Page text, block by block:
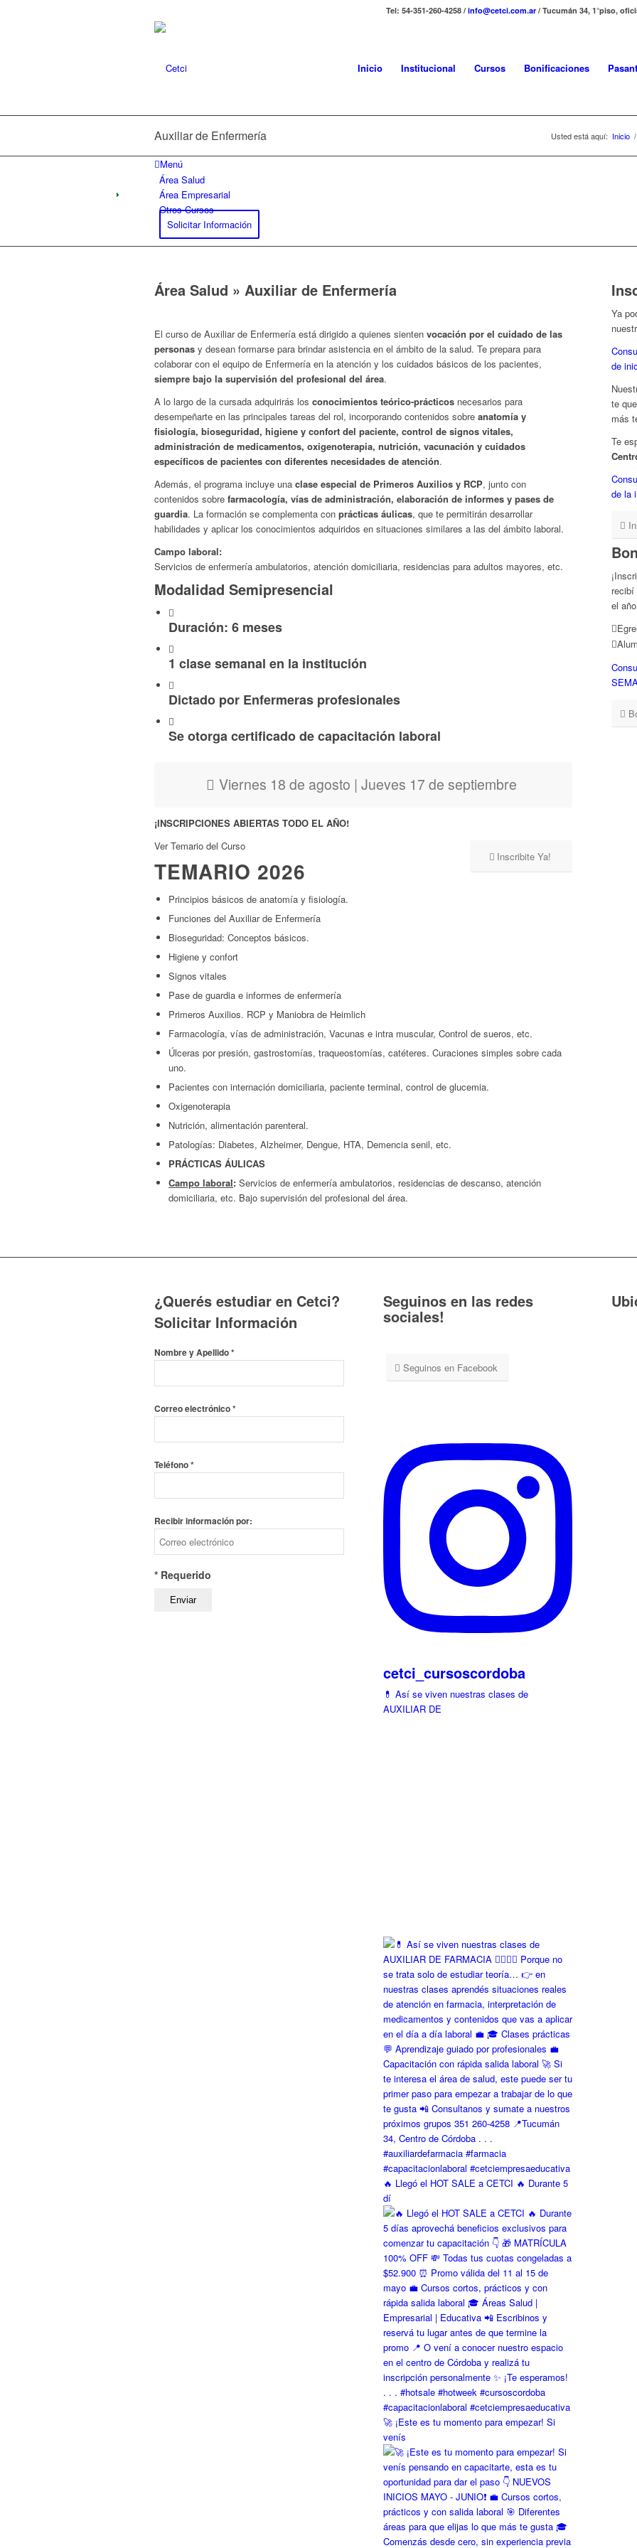
Tel: 54-351-260-4258 / info@cetci.com.ar / Tucumán 34, 1°piso,
Inicio Institucional Cursos Bonificaciones
Auxiliar de Enfermería Usted está aquí: Inicio /
Menú
Área Salud
Área Empresarial
Otros Cursos
Solicitar Información
Área Salud » Auxiliar de Enfermería
El curso de Auxiliar de Enfermería está dirigido a quienes sienten vocación por el cuidado de las
personas y desean formarse para brindar asistencia en el ámbito de la salud. Te prepara para
colaborar con el equipo de Enfermería en la atención y los cuidados básicos de los pacientes,
siempre bajo la supervisión del profesional del área.
A lo largo de la cursada adquirirás los conocimientos teórico-prácticos necesarios para
desempeñarte en las principales tareas del rol, incorporando contenidos sobre anatomía y
fisiología, bioseguridad, higiene y confort del paciente, control de signos vitales,
administración de medicamentos, oxigenoterapia, nutrición, vacunación y cuidados
específicos de pacientes con diferentes necesidades de atención.
Además, el programa incluye una clase especial de Primeros Auxilios y RCP, junto con
contenidos sobre farmacología, vías de administración, elaboración de informes y pases de
guardia. La formación se complementa con prácticas áulicas, que te permitirán desarrollar
habilidades y aplicar los conocimientos adquiridos en situaciones similares a las del ámbito laboral.
Campo laboral:
Servicios de enfermería ambulatorios, atención domiciliaria, residencias para adultos mayores, etc.
Modalidad Semipresencial
Duración: 6 meses
1 clase semanal en la institución
Dictado por Enfermeras profesionales
Se otorga certificado de capacitación laboral
Viernes 18 de agosto | Jueves 17 de septiembre
¡INSCRIPCIONES ABIERTAS TODO EL AÑO!
Inscribite Ya!
Ver Temario del Curso
TEMARIO 2026
Principios básicos de anatomía y fisiología.
Funciones del Auxiliar de Enfermería
Bioseguridad: Conceptos básicos.
Higiene y confort
Signos vitales
Pase de guardia e informes de enfermería
Primeros Auxilios. RCP y Maniobra de Heimlich
Farmacología, vías de administración, Vacunas e intra muscular, Control de sueros, etc.
Úlceras por presión, gastrostomías, traqueostomías, catéteres. Curaciones simples sobre cada
uno.
Pacientes con internación domiciliaria, paciente terminal, control de glucemia.
Oxigenoterapia
Nutrición, alimentación parenteral.
Patologías: Diabetes, Alzheimer, Dengue, HTA, Demencia senil, etc.
PRÁCTICAS ÁULICAS
Campo laboral: Servicios de enfermería ambulatorios, residencias de descanso, atención
domiciliaria, etc. Bajo supervisión del profesional del área.
Ya
de
te
más
Te
de la
recibí
el
¿Querés estudiar en Cetci?
Solicitar Información
Nombre y Apellido*
Correo electrónico*
Teléfono*
Recibir información por:
* Requerido
Seguinos en las redes
sociales!
Seguinos en Facebook
cetci_cursoscordoba
💊 Así se viven nuestras clases de
AUXILIAR DE
🔥 Llegó el HOT SALE a CETCI 🔥 Durante 5
dí
🚀 ¡Este es tu momento para empezar! Si
venís